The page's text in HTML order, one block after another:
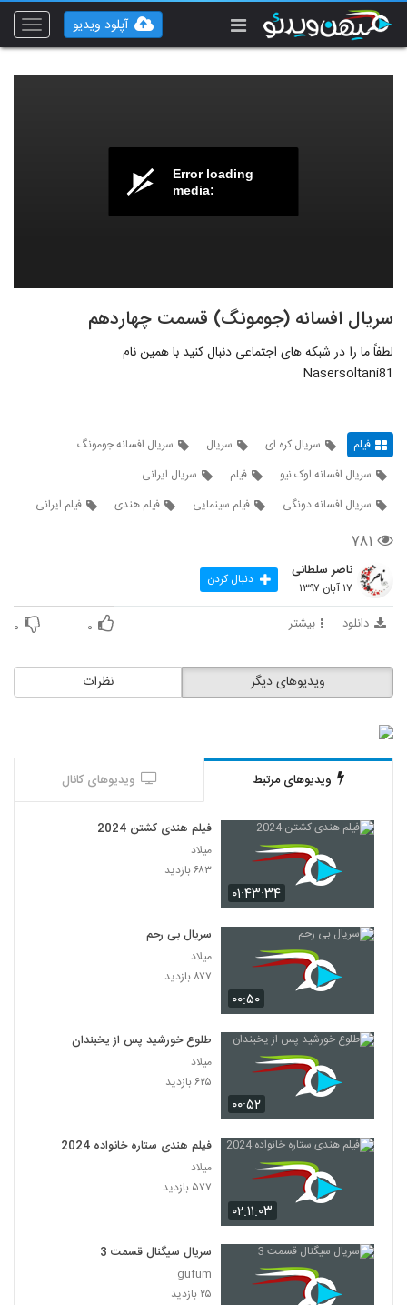
Toggle
آپلود ویدیو
Error loading
media:
سریال افسانه (جومونگ) قسمت چهاردهم
لطفاً ما را در شبکه های اجتماعی دنبال کنید با همین نام
Nasersoltani81
فیلم سریال کره ای سریال
سریال افسانه جومونگ
سریال افسانه اوک نیو
فیلم
سریال ایرانی
سریال افسانه دونگی
فیلم سینمایی فیلم هندی فیلم ایرانی
۷۸۱
ناصر سلطانی
۱۷ آبان ۱۳۹۷ دنبال کردن
دانلود بیشتر ۰ ۰
نظرات ویدیوهای دیگر
ویدیوهای مرتبط ویدیوهای کانال
۰۱:۴۳:۳۴
فیلم هندی کشتن 2024
میلاد
۶۸۳ بازدید
۰۰:۵۰
سریال بی رحم
میلاد
۸۷۷ بازدید
۰۰:۵۲
طلوع خورشید پس از یخبندان
میلاد
۶۲۵ بازدید
۰۲:۱۱:۰۳
فیلم هندی ستاره خانواده 2024
میلاد
۵۷۷ بازدید
سریال سیگنال قسمت 3
gufum
۲۵ بازدید